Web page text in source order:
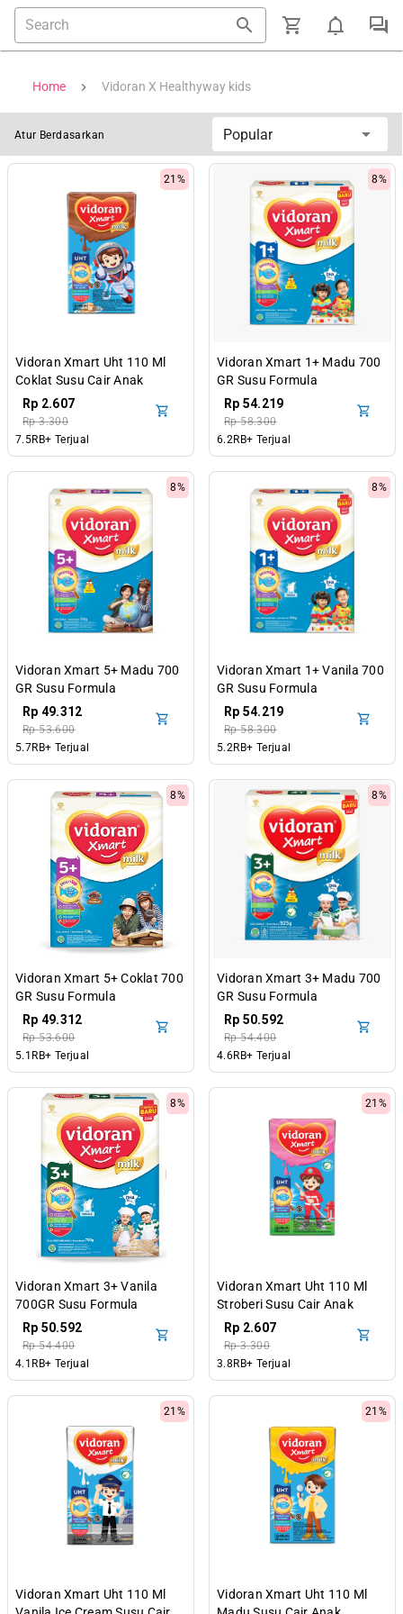
Home Vidoran X Healthyway kids
Atur Berdasarkan Popular
21%
Vidoran Xmart Uht 110 Ml
Coklat Susu Cair Anak
Rp 2.607
Rp 3.300
7.5RB+ Terjual
8%
Vidoran Xmart 1+ Madu 700
GR Susu Formula
Pertumbuhan Anak 1-3
Tahun
Rp 54.219
Rp 58.300
6.2RB+ Terjual
8%
Vidoran Xmart 5+ Madu 700
GR Susu Formula
Pertumbuhan Anak 5-12
Tahun
Rp 49.312
Rp 53.600
5.7RB+ Terjual
8%
Vidoran Xmart 1+ Vanila 700
GR Susu Formula
Pertumbuhan Anak 1-3
Tahun
Rp 54.219
Rp 58.300
5.2RB+ Terjual
8%
Vidoran Xmart 5+ Coklat 700
GR Susu Formula
Pertumbuhan Anak 5-12
Tahun
Rp 49.312
Rp 53.600
5.1RB+ Terjual
8%
Vidoran Xmart 3+ Madu 700
GR Susu Formula
Pertumbuhan Anak 3-5
Tahun
Rp 50.592
Rp 54.400
4.6RB+ Terjual
8%
Vidoran Xmart 3+ Vanila
700GR Susu Formula
Pertumbuhan Anak 3-5
Tahun
Rp 50.592
Rp 54.400
4.1RB+ Terjual
21%
Vidoran Xmart Uht 110 Ml
Stroberi Susu Cair Anak
Rp 2.607
Rp 3.300
3.8RB+ Terjual
21%
Vidoran Xmart Uht 110 Ml
21%
Vidoran Xmart Uht 110 Ml